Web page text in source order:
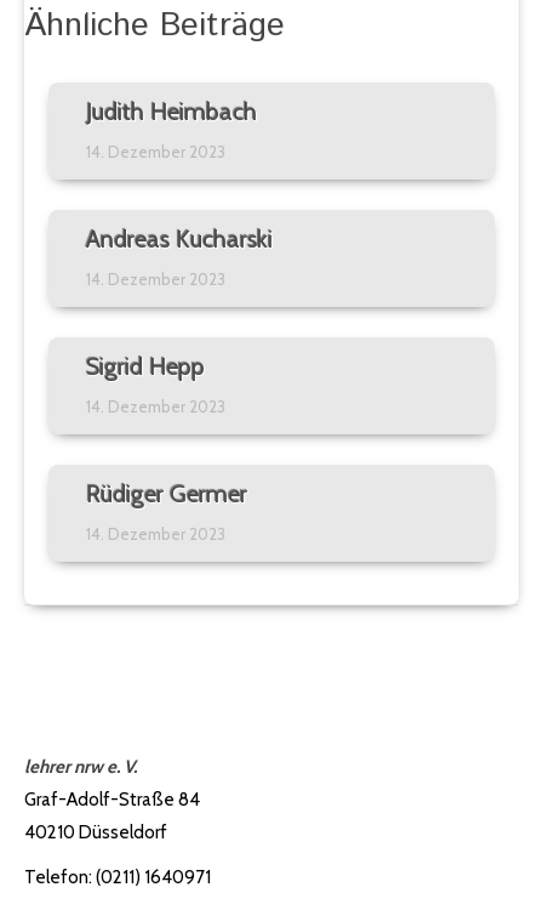
Ähnliche Beiträge
Judith Heimbach
14. Dezember 2023
Andreas Kucharski
14. Dezember 2023
Sigrid Hepp
14. Dezember 2023
Rüdiger Germer
14. Dezember 2023
lehrer nrw e. V.
Graf-Adolf-Straße 84
40210 Düsseldorf
Telefon: (0211) 1640971